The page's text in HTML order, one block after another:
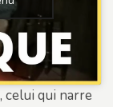
celui qui narre